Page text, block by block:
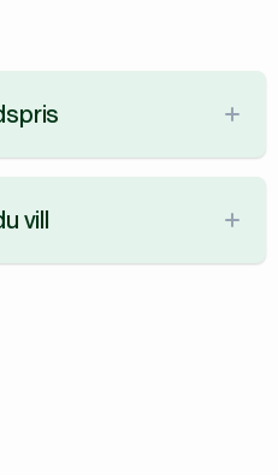
och jobbar alltid
förhand vad summan
vill